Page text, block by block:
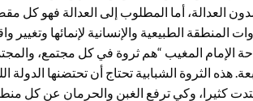
العدالة، أما المطلوب إلى العدالة فهو كل
المنطقة الطبيعية والإنسانية لإنمائها وتغيير
الإمام المغيب “هم ثروة في كل مجتمع،
هذه الثروة الشبابية تحتاج أن تحتضنها الدولة
كثيرا، وكي ترفع الغبن والحرمان عن كل